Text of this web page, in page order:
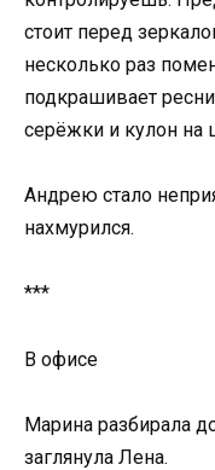
стоит перед
несколько раз
подкрашивает
серёжки и кулон на
Андрею стало
нахмурился.
***
В офисе
Марина разбирала
заглянула Лена.